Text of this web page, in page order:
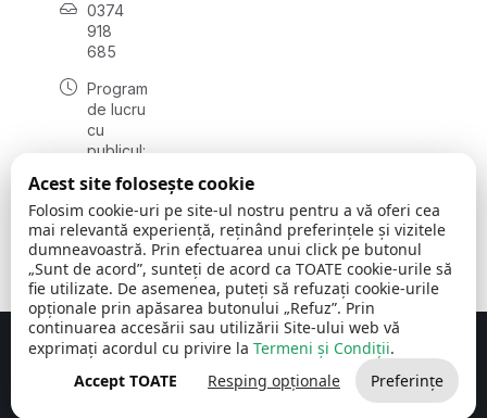
0374
918
685
Program
de lucru
cu
publicul:
08:00 -
16:30
, vineri:
08:00 -
14:00
Comuna Cerchezu © 2026Toate drepturile rezervate
Concept realizat de Big Media Relații Publice SRL
Acest site folosește cookie
Folosim cookie-uri pe site-ul nostru pentru a vă oferi cea
mai relevantă experiență, reținând preferințele și vizitele
dumneavoastră. Prin efectuarea unui click pe butonul
„Sunt de acord”, sunteți de acord ca TOATE cookie-urile să
fie utilizate. De asemenea, puteți să refuzați cookie-urile
opționale prin apăsarea butonului „Refuz”. Prin
continuarea accesării sau utilizării Site-ului web vă
exprimați acordul cu privire la Termeni și Condiții.
Accept TOATE
Resping opționale Preferințe